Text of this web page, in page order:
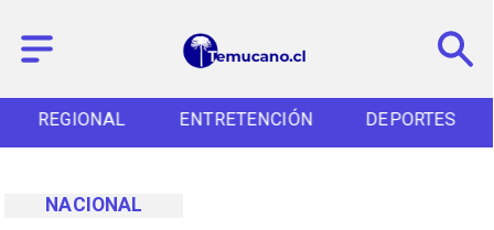
REGIONAL ENTRETENCIÓN DEPORTES
NACIONAL